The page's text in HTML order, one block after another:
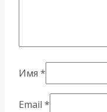
Имя *
Email *